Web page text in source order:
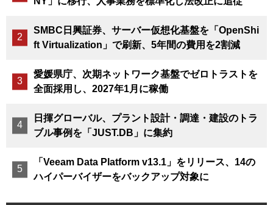
SMBC日興証券、サーバー仮想化基盤を「OpenShi
ft Virtualization」で刷新、5年間の費用を2割減
愛媛県庁、次期ネットワーク基盤でゼロトラストを
全面採用し、2027年1月に稼働
日揮グローバル、プラント設計・調達・建設のトラ
ブル事例を「JUST.DB」に集約
「Veeam Data Platform v13.1」をリリース、14の
ハイパーバイザーをバックアップ対象に